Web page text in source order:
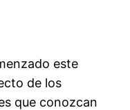
este
de los
que conozcan